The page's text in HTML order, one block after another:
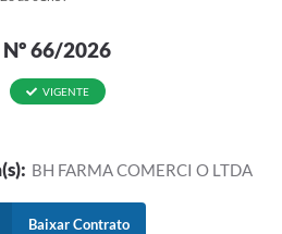
Nº 66/2026
VIGENTE
BH FARMA COMERCI O LTDA
Baixar Contrato